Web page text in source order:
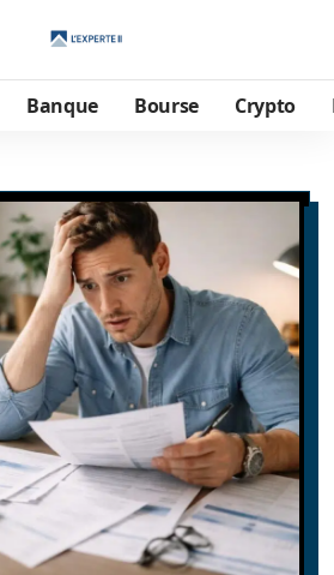
Banque Bourse Crypto